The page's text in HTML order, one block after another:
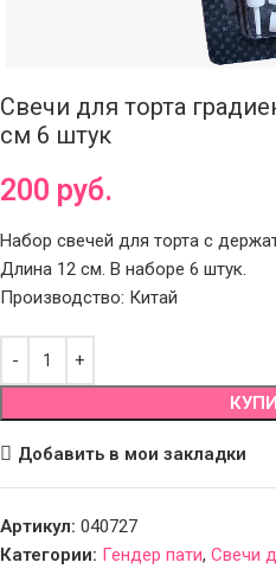
Свечи для торта
см 6 штук
200 руб.
Набор свечей для торта с
Длина 12 см. В наборе 6 штук.
Производство: Китай
Добавить в мои закладки
Артикул: 040727
Категории: Гендер пати, Свечи